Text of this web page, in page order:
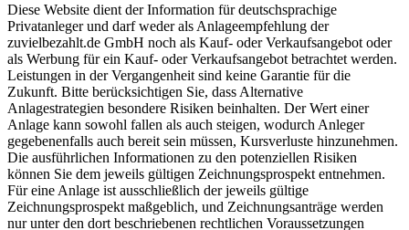
Diese Website dient der Information für deutschsprachige
Privatanleger und darf weder als Anlageempfehlung der
zuvielbezahlt.de GmbH noch als Kauf- oder Verkaufsangebot oder
als Werbung für ein Kauf- oder Verkaufsangebot betrachtet werden.
Leistungen in der Vergangenheit sind keine Garantie für die
Zukunft. Bitte berücksichtigen Sie, dass Alternative
Anlagestrategien besondere Risiken beinhalten. Der Wert einer
Anlage kann sowohl fallen als auch steigen, wodurch Anleger
gegebenenfalls auch bereit sein müssen, Kursverluste hinzunehmen.
Die ausführlichen Informationen zu den potenziellen Risiken
können Sie dem jeweils gültigen Zeichnungsprospekt entnehmen.
Für eine Anlage ist ausschließlich der jeweils gültige
Zeichnungsprospekt maßgeblich, und Zeichnungsanträge werden
nur unter den dort beschriebenen rechtlichen Voraussetzungen